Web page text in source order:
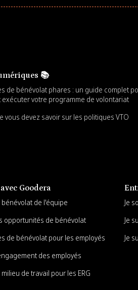
📚
de bénévolat phares : un guide complet
exécuter votre programme de volontariat
vous devez savoir sur les politiques VTO
Goodera
de l'équipe
opportunités de bénévolat
de bénévolat pour les employés
des employés
de travail pour les ERG
Je
Je
Je